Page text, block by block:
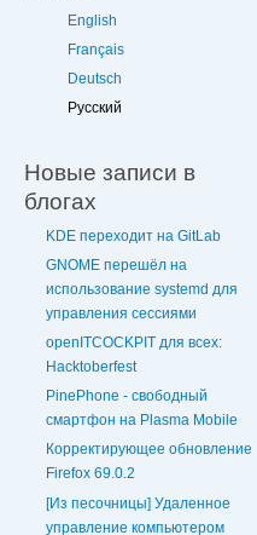
English
Français
Deutsch
Русский
Новые записи в
блогах
KDE переходит на GitLab
GNOME перешёл на
использование systemd для
управления сессиями
openITCOCKPIT для всех:
Hacktoberfest
PinePhone - свободный
смартфон на Plasma Mobile
Корректирующее обновление
Firefox 69.0.2
[Из песочницы] Удаленное
управление компьютером